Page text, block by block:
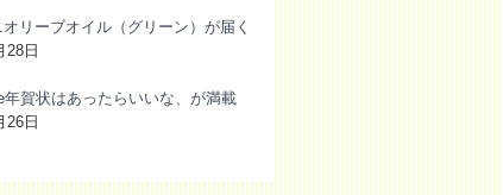
リーブオイル（グリーン）が届く
28日
年賀状はあったらいいな、が満載
26日